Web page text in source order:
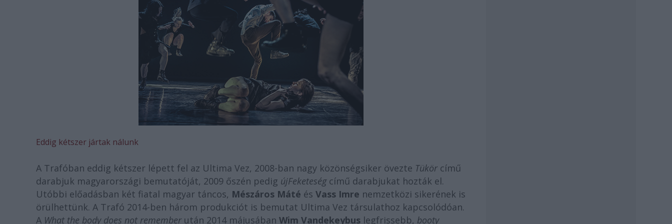
Eddig kétszer jártak nálunk
A Trafóban eddig kétszer lépett fel az Ultima Vez, 2008-ban nagy közönségsiker övezte Tükörcímű
darabjuk magyarországi bemutatóját, 2009 őszén pedig újFeketeségcímű darabjukat hozták el.
Utóbbi előadásban két fiatal magyar táncos, Mészáros Máté és Vass Imre nemzetközi sikerének is
örülhettünk. A Trafó 2014-ben három produkciót is bemutat Ultima Vez társulathoz kapcsolódóan.
A What the body does not rememberután 2014 májusában Wim Vandekeybus legfrissebb, booty